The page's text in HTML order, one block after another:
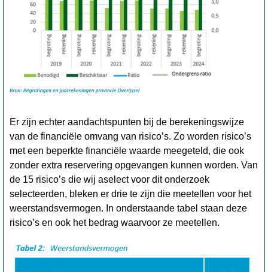
Er zijn echter aandachtspunten bij de berekeningswijze
van de financiële omvang van risico’s. Zo worden risico’s
met een beperkte financiële waarde meegeteld, die ook
zonder extra reservering opgevangen kunnen worden. Van
de 15 risico’s die wij aselect voor dit onderzoek
selecteerden, bleken er drie te zijn die meetellen voor het
weerstandsvermogen. In onderstaande tabel staan deze
risico’s en ook het bedrag waarvoor ze meetellen.